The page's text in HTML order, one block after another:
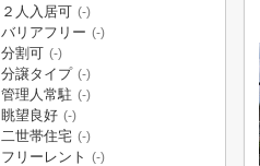
２人入居可 (-)
バリアフリー (-)
分割可 (-)
分譲タイプ (-)
管理人常駐 (-)
眺望良好 (-)
二世帯住宅 (-)
フリーレント (-)